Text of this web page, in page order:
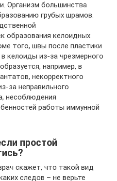
Организм большинства
грубых шрамов.
образования келоидных
того, швы после пластики
келоиды из-за чрезмерного
например, в
некорректного
за неправильного
несоблюдения
работы иммунной
простой
скажет, что такой вид
следов – не верьте